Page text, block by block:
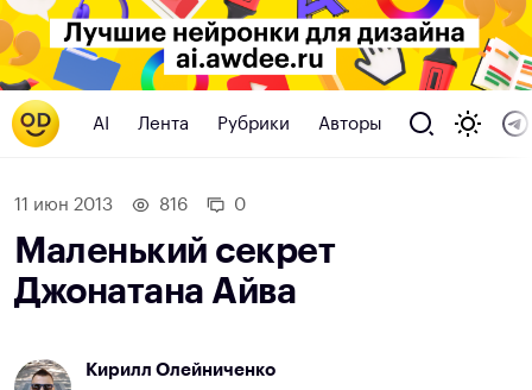
AI Лента Рубрики Авторы
11 июн 2013 816 0
Маленький секрет
Джонатана Айва
Кирилл Олейниченко